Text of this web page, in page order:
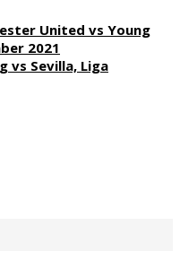
United vs Young
2021
vs Sevilla, Liga